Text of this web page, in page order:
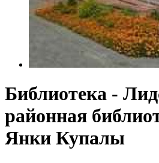
Библиотека -
районная
Янки Купалы